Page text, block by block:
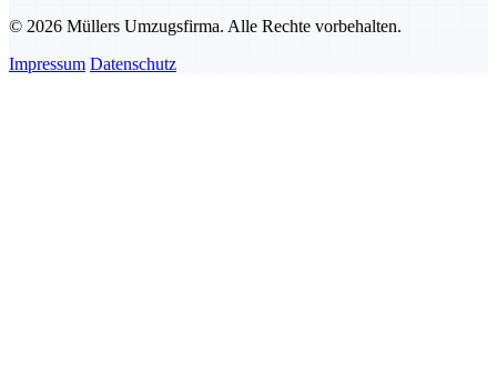
© 2026 Müllers Umzugsfirma. Alle Rechte vorbehalten.
Impressum Datenschutz